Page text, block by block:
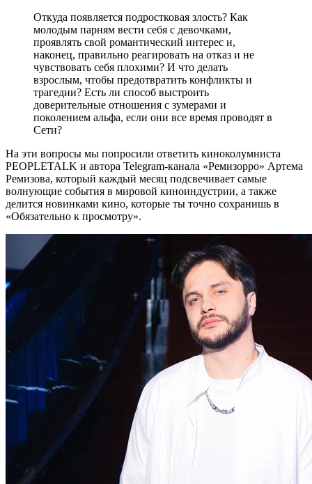
Откуда появляется подростковая злость? Как
молодым парням вести себя с девочками,
проявлять свой романтический интерес и,
наконец, правильно реагировать на отказ и не
чувствовать себя плохими? И что делать
взрослым, чтобы предотвратить конфликты и
трагедии? Есть ли способ выстроить
доверительные отношения с зумерами и
поколением альфа, если они все время проводят в
Сети?
На эти вопросы мы попросили ответить киноколумниста
PEOPLETALK и автора Telegram-канала «Ремизорро» Артема
Ремизова, который каждый месяц подсвечивает самые
волнующие события в мировой киноиндустрии, а также
делится новинками кино, которые ты точно сохранишь в
«Обязательно к просмотру».